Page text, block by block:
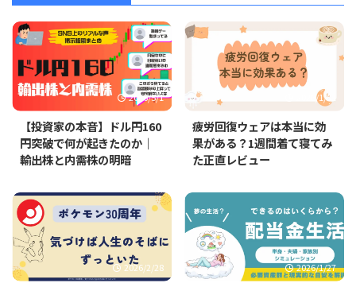
2026/5/1
【投資家の本音】ドル円160
円突破で何が起きたのか｜
輸出株と内需株の明暗
2026/1/31
疲労回復ウェアは本当に効
果がある？1週間着て寝てみ
た正直レビュー
2026/2/28 2026/1/27